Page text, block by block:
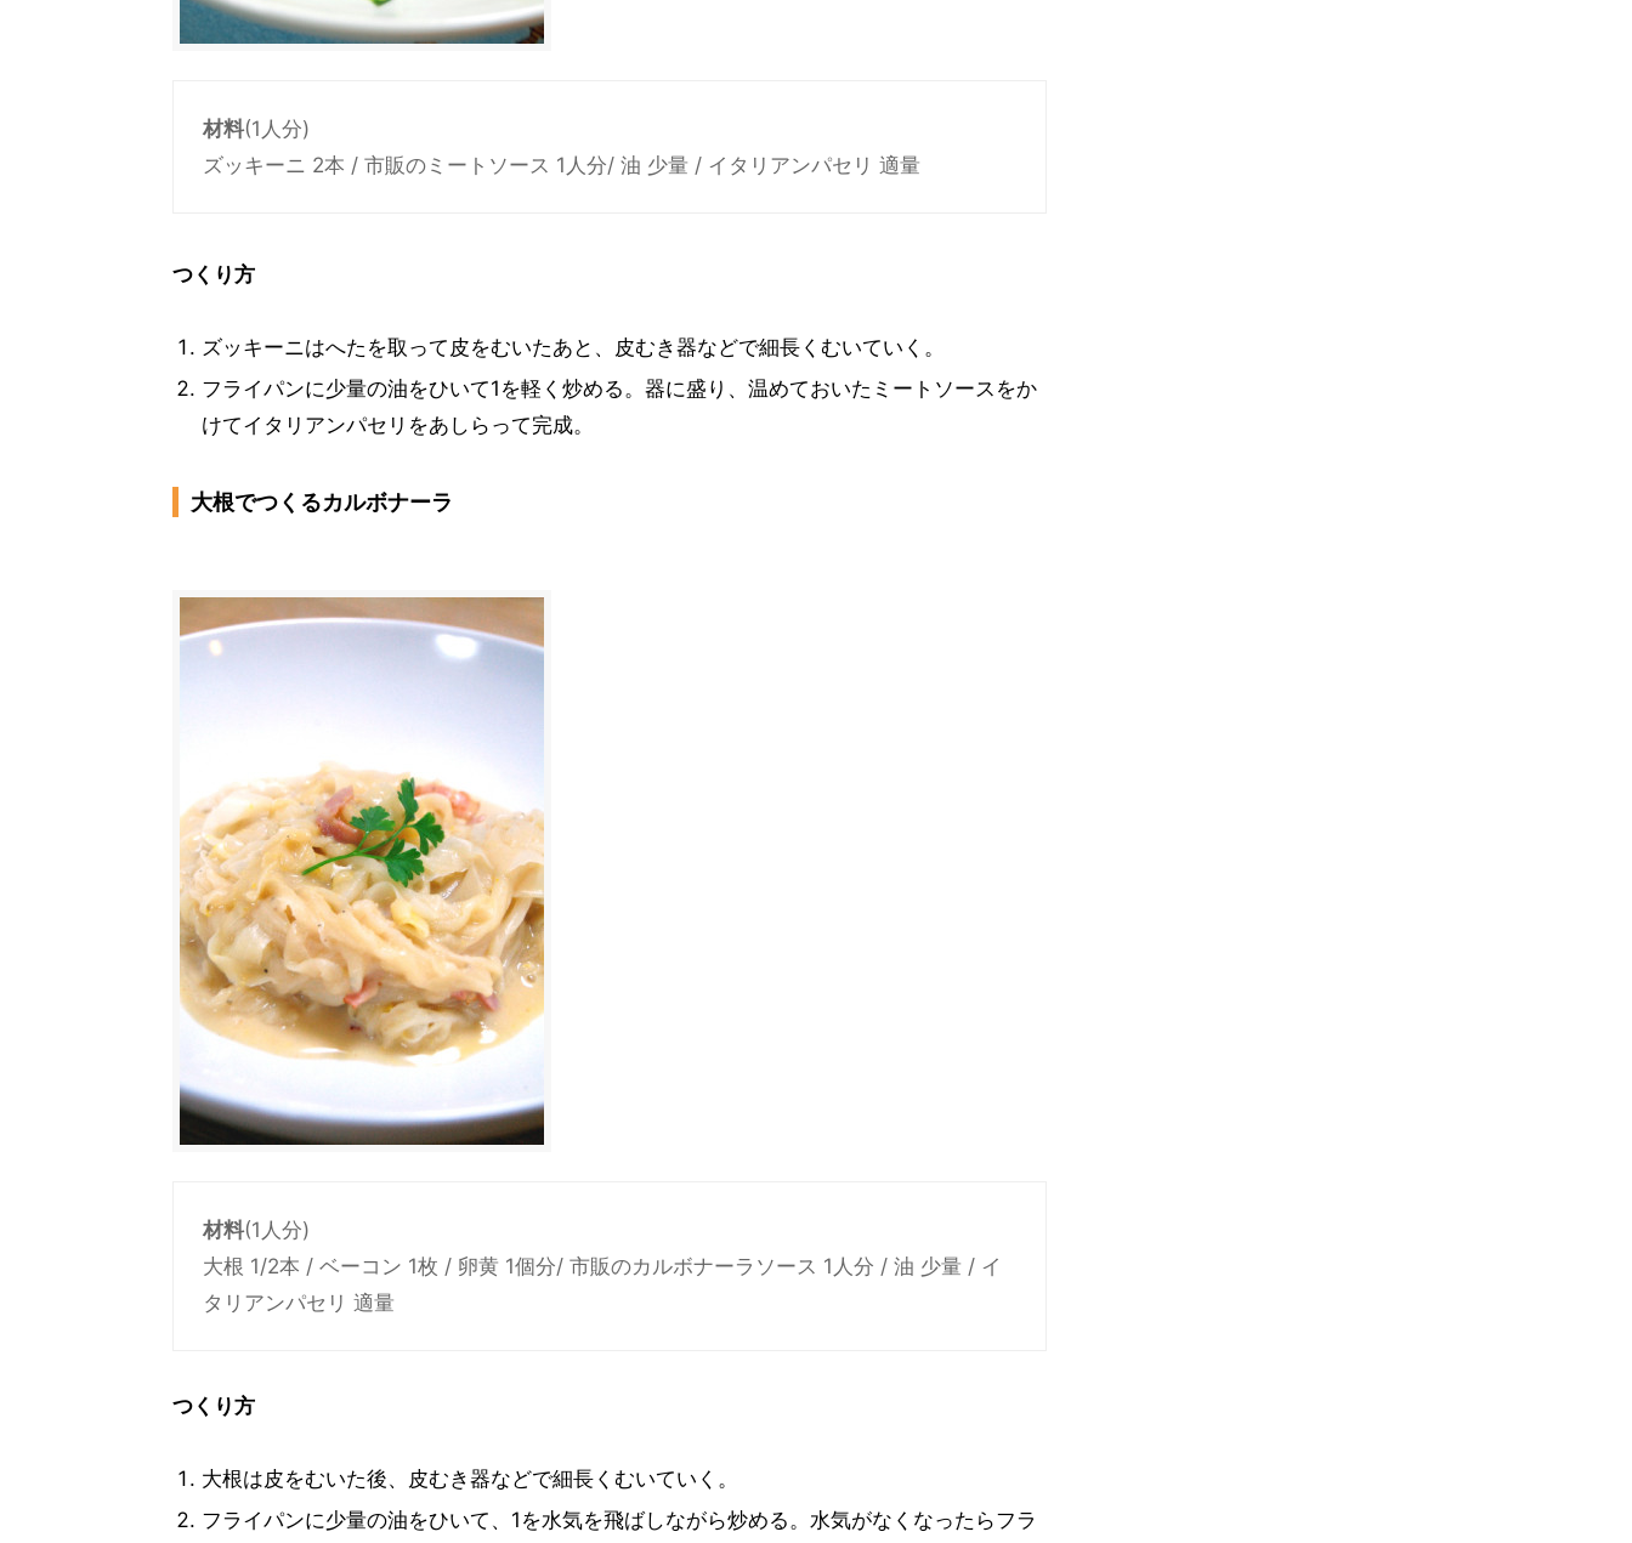
材料(1人分)
ズッキーニ 2本 / 市販のミートソース 1人分/ 油 少量 / イタリアンパセリ 適量
つくり方
ズッキーニはへたを取って皮をむいたあと、皮むき器などで細長くむいていく。
フライパンに少量の油をひいて1を軽く炒める。器に盛り、温めておいたミートソースをか
けてイタリアンパセリをあしらって完成。
大根でつくるカルボナーラ
材料(1人分)
大根 1/2本 / ベーコン 1枚 / 卵黄 1個分/ 市販のカルボナーラソース 1人分 / 油 少量 / イ
タリアンパセリ 適量
つくり方
大根は皮をむいた後、皮むき器などで細長くむいていく。
フライパンに少量の油をひいて、1を水気を飛ばしながら炒める。水気がなくなったらフラ